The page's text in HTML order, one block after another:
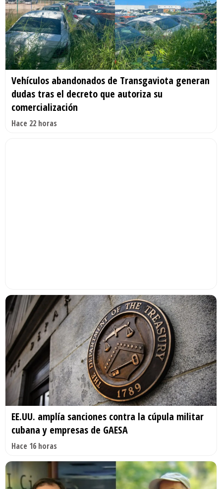
Vehículos abandonados de Transgaviota generan
dudas tras el decreto que autoriza su
comercialización
Hace 22 horas
EE.UU. amplía sanciones contra la cúpula militar
cubana y empresas de GAESA
Hace 16 horas